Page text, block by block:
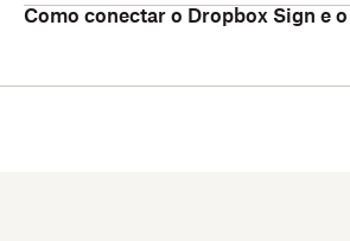
Como conectar o Dropbox Sign e